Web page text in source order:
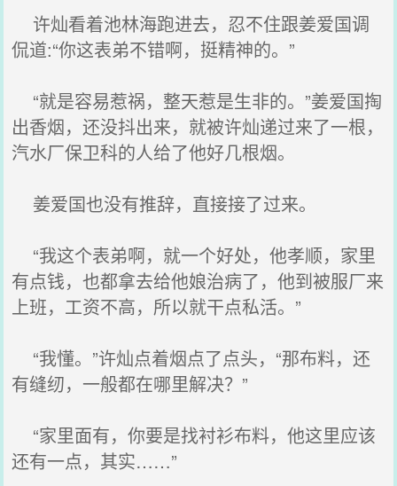
许灿看着池林海跑进去，忍不住跟姜爱国调
侃道:“你这表弟不错啊，挺精神的。”
“就是容易惹祸，整天惹是生非的。”姜爱国掏
出香烟，还没抖出来，就被许灿递过来了一根，
汽水厂保卫科的人给了他好几根烟。
姜爱国也没有推辞，直接接了过来。
“我这个表弟啊，就一个好处，他孝顺，家里
有点钱，也都拿去给他娘治病了，他到被服厂来
上班，工资不高，所以就干点私活。”
“我懂。”许灿点着烟点了点头，“那布料，还
有缝纫，一般都在哪里解决？”
“家里面有，你要是找衬衫布料，他这里应该
还有一点，其实……”